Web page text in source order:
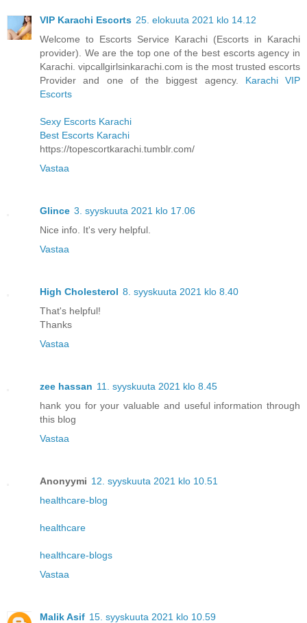
VIP Karachi Escorts 25. elokuuta 2021 klo 14.12
Welcome to Escorts Service Karachi (Escorts in Karachi
provider). We are the top one of the best escorts agency in
Karachi. vipcallgirlsinkarachi.com is the most trusted escorts
Provider and one of the biggest agency. Karachi VIP
Escorts
Sexy Escorts Karachi
Best Escorts Karachi
https://topescortkarachi.tumblr.com/
Vastaa
Glince 3. syyskuuta 2021 klo 17.06
Nice info. It's very helpful.
Vastaa
High Cholesterol 8. syyskuuta 2021 klo 8.40
That's helpful!
Thanks
Vastaa
zee hassan 11. syyskuuta 2021 klo 8.45
hank you for your valuable and useful information through
this blog
Vastaa
Anonyymi 12. syyskuuta 2021 klo 10.51
healthcare-blog
healthcare
healthcare-blogs
Vastaa
Malik Asif 15. syyskuuta 2021 klo 10.59